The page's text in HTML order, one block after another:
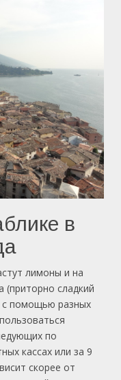
в
лимоны и на
(приторно сладкий
помощью разных
по
кассах или за 9
скорее от